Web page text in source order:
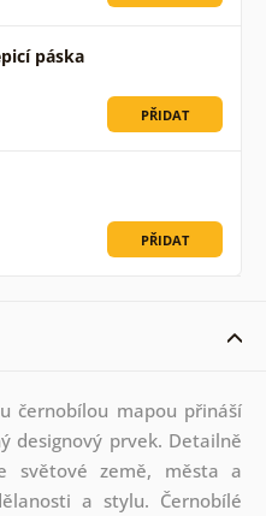
páska
PŘIDAT
PŘIDAT
černobílou mapou přináší
designový prvek. Detailně
světové země, města a
a stylu. Černobílé